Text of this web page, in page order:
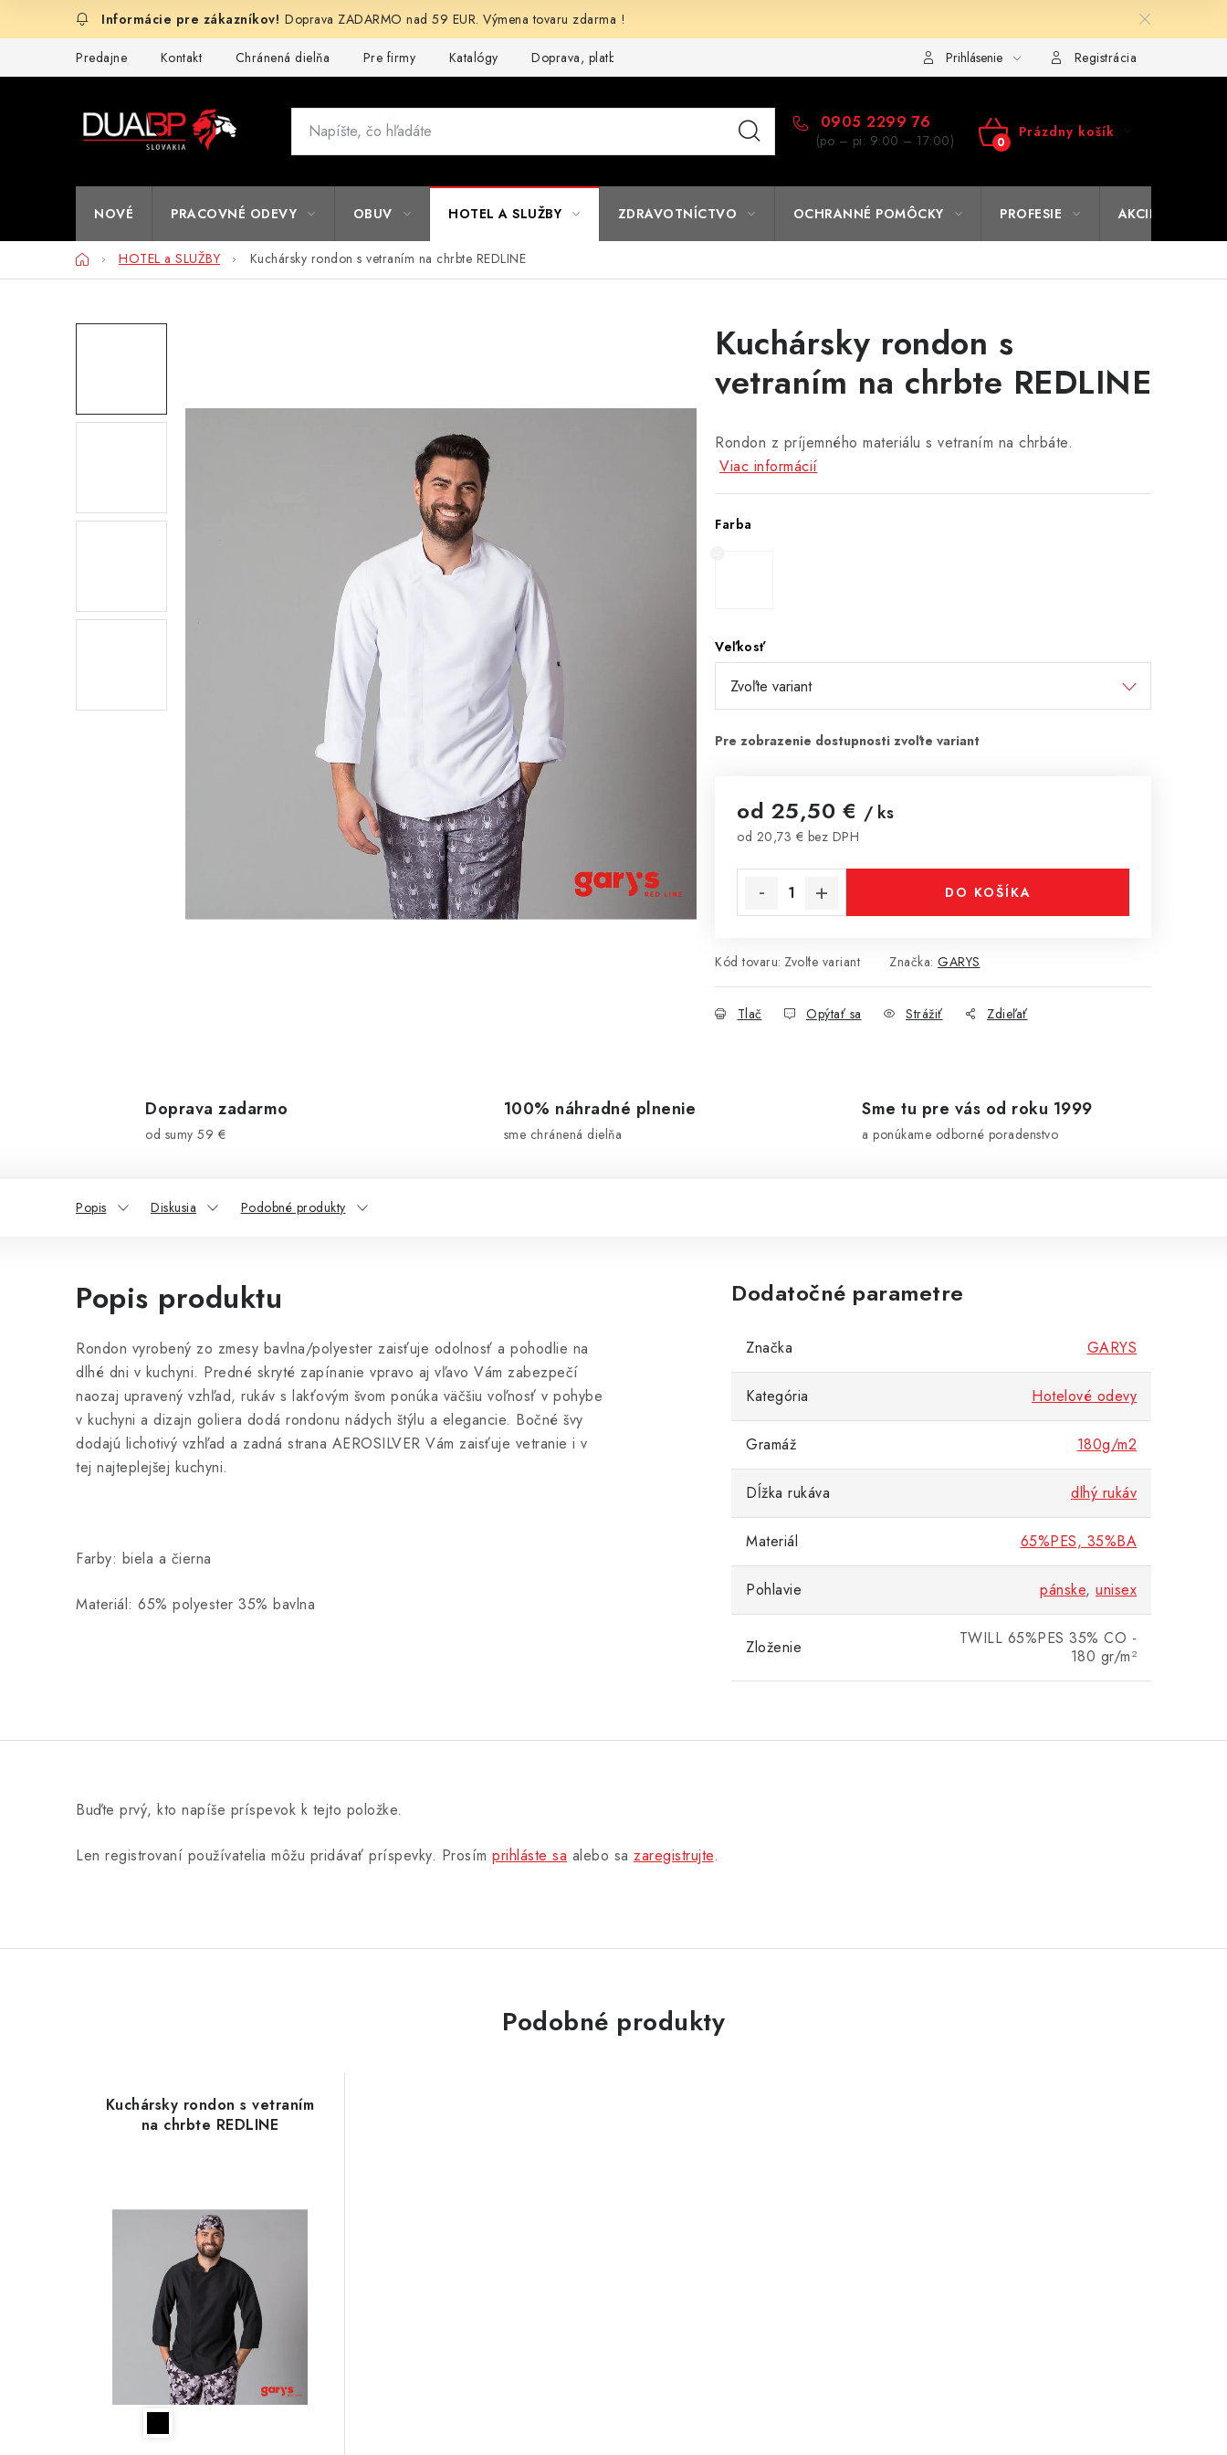
Doprava ZADARMO nad 59 EUR. Výmena tovaru zdarma !
Predajne Kontakt Chránená dielňa Pre firmy Katalógy Doprava, platba a zľavy Formulár na výmenu tovaru Kto sme Reklamačný poriadok
Prihlásenie Registrácia
0905 2299 76
(po – pi: 9:00 – 17:00)
NÁKUPNÝ
Prázdny košík
NOVÉ PRACOVNÉ ODEVY OBUV HOTEL A SLUŽBY ZDRAVOTNÍCTVO OCHRANNÉ POMÔCKY PROFESIE AKCIE
DomovHOTEL a SLUŽBY Kuchársky rondon s vetraním na chrbte REDLINE
Kuchársky rondon s
vetraním na chrbte REDLINE
Rondon z príjemného materiálu s vetraním na chrbáte.
Viac informácií
Farba
Veľkosť
od 25,50 € / ks
od 20,73 € bez DPH
DO KOŠÍKA
Kód tovaru: Zvoľte variant Značka: GARYS
Tlač Opýtať sa Strážiť Zdieľať
Doprava zadarmo
od sumy 59 €
100% náhradné plnenie
sme chránená dielňa
Sme tu pre vás od roku 1999
a ponúkame odborné poradenstvo
Popis Diskusia Podobné produkty
Popis produktu
Rondon vyrobený zo zmesy bavlna/polyester zaisťuje odolnosť a pohodlie na
dlhé dni v kuchyni. Predné skryté zapínanie vpravo aj vľavo Vám zabezpečí
naozaj upravený vzhľad, rukáv s lakťovým švom ponúka väčšiu voľnosť v pohybe
v kuchyni a dizajn goliera dodá rondonu nádych štýlu a elegancie. Bočné švy
dodajú lichotivý vzhľad a zadná strana AEROSILVER Vám zaisťuje vetranie i v
tej najteplejšej kuchyni.
Farby: biela a čierna
Materiál: 65% polyester 35% bavlna
Dodatočné parametre
Značka GARYS
Kategória Hotelové odevy
Gramáž 180g/m2
Dĺžka rukáva dlhý rukáv
Materiál 65%PES, 35%BA
Pohlavie pánske, unisex
Zloženie
TWILL 65%PES 35% CO -
180 gr/m²
Buďte prvý, kto napíše príspevok k tejto položke.
Len registrovaní používatelia môžu pridávať príspevky. Prosím prihláste sa alebo sa zaregistrujte.
Podobné produkty
Kuchársky rondon s vetraním
na chrbte REDLINE